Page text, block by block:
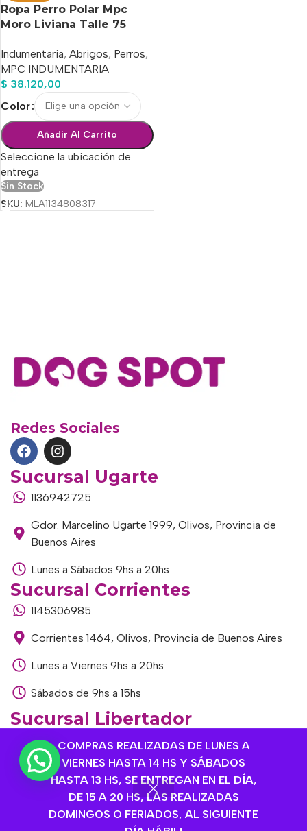
COMPRAS REALIZADAS DE LUNES A
VIERNES HASTA 14 HS Y SÁBADOS
HASTA 13 HS, SE ENTREGAN EN EL DÍA,
DE 15 A 20 HS, LAS REALIZADAS
DOMINGOS O FERIADOS, AL SIGUIENTE
Ropa Perro Polar Mpc
Moro Liviana Talle 75
Indumentaria, Abrigos, Perros,
MPC INDUMENTARIA
$ 38.120,00
Color
Añadir Al Carrito
Seleccione la ubicación de
entrega
Sin Stock
SKU: MLA1134808317
Redes Sociales
Sucursal Ugarte
1136942725
Gdor. Marcelino Ugarte 1999, Olivos, Provincia de
Buenos Aires
Lunes a Sábados 9hs a 20hs
Sucursal Corrientes
1145306985
Corrientes 1464, Olivos, Provincia de Buenos Aires
Lunes a Viernes 9hs a 20hs
Sábados de 9hs a 15hs
Sucursal Libertador
1168893524
Av. del Libertador 1915, Vte. López, Provincia de
Buenos Aires
Lunes a Viernes de 9hs a 13hs / 16hs a 20hs